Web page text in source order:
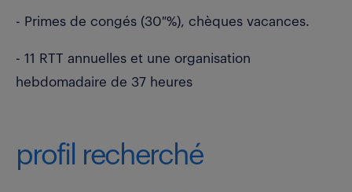
- Primes de congés (30 %), chèques vacances.
- 11 RTT annuelles et une organisation
hebdomadaire de 37 heures
profil recherché